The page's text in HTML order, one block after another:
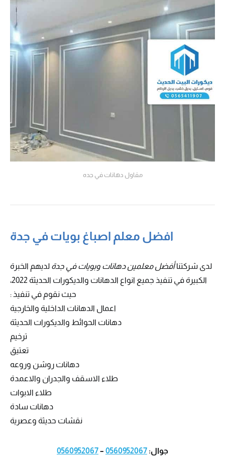
مقاول دهانات في جده
افضل معلم اصباغ بويات في جدة
لدى شركتناأفضل معلمين دهانات وبويات في جدة لديهم الخبرة
الكبيرة في تنفيذ جميع انواع الدهانات والديكورات الحديثة 2022،
حيث نقوم في تنفيذ :
اعمال الدهانات الداخلية والخارجية
دهانات الحوائط والديكورات الحديثة
ترخيم
تعتيق
دهانات روشن وروعه
طلاء الاسقف والجدران والاعمدة
طلاء الابوات
دهانات سادة
نقشات حديثة وعصرية
جوال: 0560952067
–
0560952067